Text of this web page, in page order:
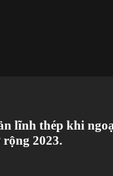
lĩnh thép khi
2023.